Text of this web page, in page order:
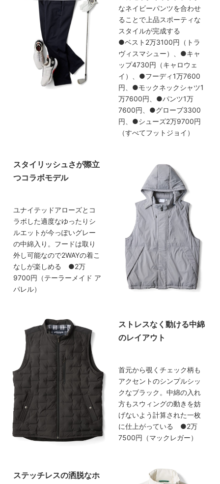
なネイビーパンツを合わせ
ることで上品スポーティな
スタイルが完成する
●ベスト2万3100円（トラ
ヴィスマシュー）、●キャ
ップ4730円（キャロウェ
イ）、●フーディ1万7600
円、●モックネックシャツ1
万7600円、●パンツ1万
7600円、●グローブ3300
円、●シューズ2万9700円
（すべてフットジョイ）
スタイリッシュさが際立
つコラボモデル
ユナイテッドアローズとコ
ラボした適度なゆったりシ
ルエットが今っぽいグレー
の中綿入り。フードは取り
外し可能なので2WAYの着こ
なしが楽しめる ●2万
9700円（テーラーメイド ア
パレル）
ストレスなく動ける中綿
のレイアウト
首元から覗くチェック柄も
アクセントのシンプルシッ
クなブラック。中綿の入れ
方もスウィングの動きを妨
げないよう計算された一枚
に仕上がっている ●2万
7500円（マックレガー）
ステッチレスの洒脱なホ